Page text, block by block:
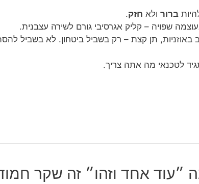
ברור ולא חזק.
שפויה – קליק אגרסיבי גורם לשירה עצבנית.
באוזניות, תן קצת – רק בשביל ביטחון. לא בשביל
לטכנאי מה אתה צריך.
״עוד אחד וזהו״ זה שקר